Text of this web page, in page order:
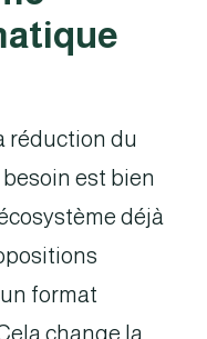
réduction du
est bien
déjà
format
change la